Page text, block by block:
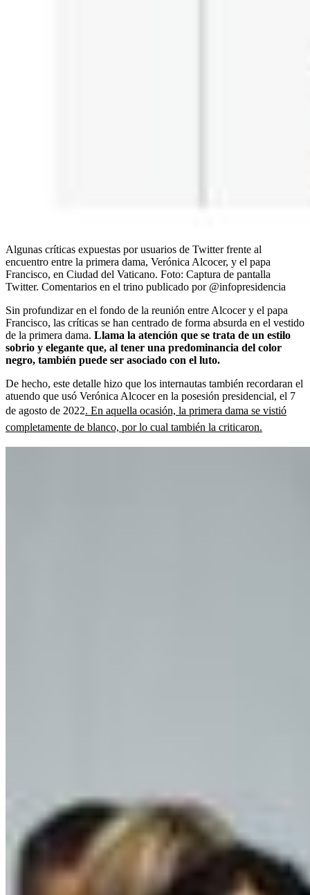
Algunas críticas expuestas por usuarios de Twitter frente al
encuentro entre la primera dama, Verónica Alcocer, y el papa
Francisco, en Ciudad del Vaticano. Foto: Captura de pantalla
Twitter. Comentarios en el trino publicado por @infopresidencia
Sin profundizar en el fondo de la reunión entre Alcocer y el papa
Francisco, las críticas se han centrado de forma absurda en el vestido
de la primera dama. Llama la atención que se trata de un estilo
sobrio y elegante que, al tener una predominancia del color
negro, también puede ser asociado con el luto.
De hecho, este detalle hizo que los internautas también recordaran el
atuendo que usó Verónica Alcocer en la posesión presidencial, el 7
de agosto de 2022. En aquella ocasión, la primera dama se vistió
completamente de blanco, por lo cual también la criticaron.